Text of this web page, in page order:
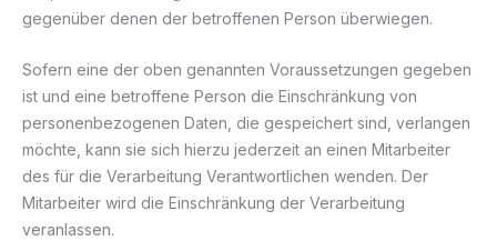
gegenüber denen der betroffenen Person überwiegen.
Sofern eine der oben genannten Voraussetzungen gegeben
ist und eine betroffene Person die Einschränkung von
personenbezogenen Daten, die gespeichert sind, verlangen
möchte, kann sie sich hierzu jederzeit an einen Mitarbeiter
des für die Verarbeitung Verantwortlichen wenden. Der
Mitarbeiter wird die Einschränkung der Verarbeitung
veranlassen.